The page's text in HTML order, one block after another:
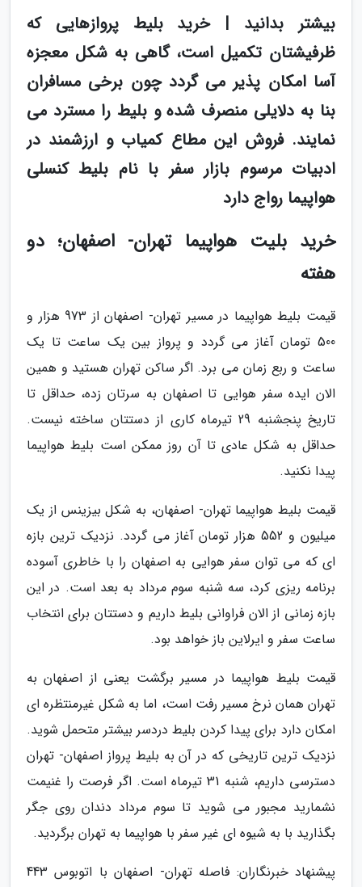
بیشتر بدانید | خرید بلیط پروازهایی که
ظرفیشتان تکمیل است، گاهی به شکل معجزه
آسا امکان پذیر می گردد چون برخی مسافران
بنا به دلایلی منصرف شده و بلیط را مسترد می
نمایند. فروش این مطاع کمیاب و ارزشمند در
ادبیات مرسوم بازار سفر با نام بلیط کنسلی
هواپیما رواج دارد
خرید بلیت هواپیما تهران- اصفهان؛ دو
هفته
قیمت بلیط هواپیما در مسیر تهران- اصفهان از 973 هزار و
500 تومان آغاز می گردد و پرواز بین یک ساعت تا یک
ساعت و ربع زمان می برد. اگر ساکن تهران هستید و همین
الان ایده سفر هوایی تا اصفهان به سرتان زده، حداقل تا
تاریخ پنجشنبه 29 تیرماه کاری از دستتان ساخته نیست.
حداقل به شکل عادی تا آن روز ممکن است بلیط هواپیما
پیدا نکنید.
قیمت بلیط هواپیما تهران- اصفهان، به شکل بیزینس از یک
میلیون و 552 هزار تومان آغاز می گردد. نزدیک ترین بازه
ای که می توان سفر هوایی به اصفهان را با خاطری آسوده
برنامه ریزی کرد، سه شنبه سوم مرداد به بعد است. در این
بازه زمانی از الان فراوانی بلیط داریم و دستتان برای انتخاب
ساعت سفر و ایرلاین باز خواهد بود.
قیمت بلیط هواپیما در مسیر برگشت یعنی از اصفهان به
تهران همان نرخ مسیر رفت است، اما به شکل غیرمنتظره ای
امکان دارد برای پیدا کردن بلیط دردسر بیشتر متحمل شوید.
نزدیک ترین تاریخی که در آن به بلیط پرواز اصفهان- تهران
دسترسی داریم، شنبه 31 تیرماه است. اگر فرصت را غنیمت
نشمارید مجبور می شوید تا سوم مرداد دندان روی جگر
بگذارید با به شیوه ای غیر سفر با هواپیما به تهران برگردید.
پیشنهاد خبرنگاران: فاصله تهران- اصفهان با اتوبوس 443